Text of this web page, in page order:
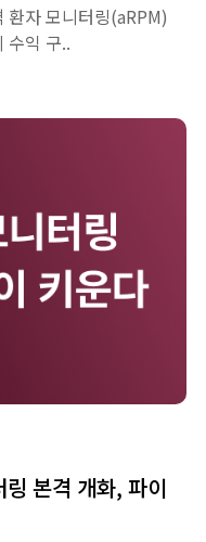
자 모니터링(aRPM)
수익 구..
본격 개화, 파이